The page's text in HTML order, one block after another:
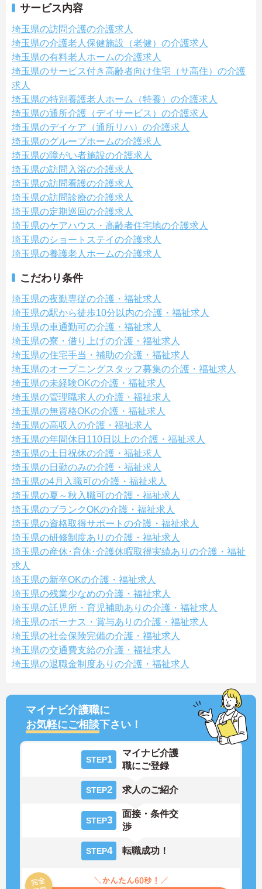
サービス内容
埼玉県の訪問介護の介護求人
埼玉県の介護老人保健施設（老健）の介護求人
埼玉県の有料老人ホームの介護求人
埼玉県のサービス付き高齢者向け住宅（サ高住）の介護
求人
埼玉県の特別養護老人ホーム（特養）の介護求人
埼玉県の通所介護（デイサービス）の介護求人
埼玉県のデイケア（通所リハ）の介護求人
埼玉県のグループホームの介護求人
埼玉県の障がい者施設の介護求人
埼玉県の訪問入浴の介護求人
埼玉県の訪問看護の介護求人
埼玉県の訪問診療の介護求人
埼玉県の定期巡回の介護求人
埼玉県のケアハウス・高齢者住宅地の介護求人
埼玉県のショートステイの介護求人
埼玉県の養護老人ホームの介護求人
こだわり条件
埼玉県の夜勤専従の介護・福祉求人
埼玉県の駅から徒歩10分以内の介護・福祉求人
埼玉県の車通勤可の介護・福祉求人
埼玉県の寮・借り上げの介護・福祉求人
埼玉県の住宅手当・補助の介護・福祉求人
埼玉県のオープニングスタッフ募集の介護・福祉求人
埼玉県の未経験OKの介護・福祉求人
埼玉県の管理職求人の介護・福祉求人
埼玉県の無資格OKの介護・福祉求人
埼玉県の高収入の介護・福祉求人
埼玉県の年間休日110日以上の介護・福祉求人
埼玉県の土日祝休の介護・福祉求人
埼玉県の日勤のみの介護・福祉求人
埼玉県の4月入職可の介護・福祉求人
埼玉県の夏～秋入職可の介護・福祉求人
埼玉県のブランクOKの介護・福祉求人
埼玉県の資格取得サポートの介護・福祉求人
埼玉県の研修制度ありの介護・福祉求人
埼玉県の産休･育休･介護休暇取得実績ありの介護・福祉
求人
埼玉県の新卒OKの介護・福祉求人
埼玉県の残業少なめの介護・福祉求人
埼玉県の託児所・育児補助ありの介護・福祉求人
埼玉県のボーナス・賞与ありの介護・福祉求人
埼玉県の社会保険完備の介護・福祉求人
埼玉県の交通費支給の介護・福祉求人
埼玉県の退職金制度ありの介護・福祉求人
マイナビ介護職に
お気軽にご相談下さい！
STEP1
マイナビ介護
職にご登録
STEP2 求人のご紹介
STEP3
面接・条件交
渉
STEP4 転職成功！